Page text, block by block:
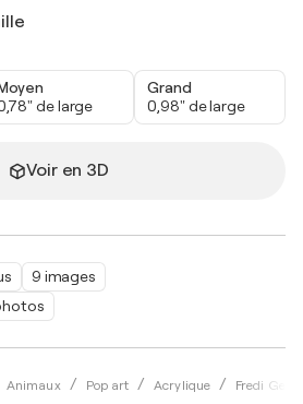
9 images
Animaux Pop art Acrylique Fredi
de large
Grand
0,98" de large
Voir en 3D